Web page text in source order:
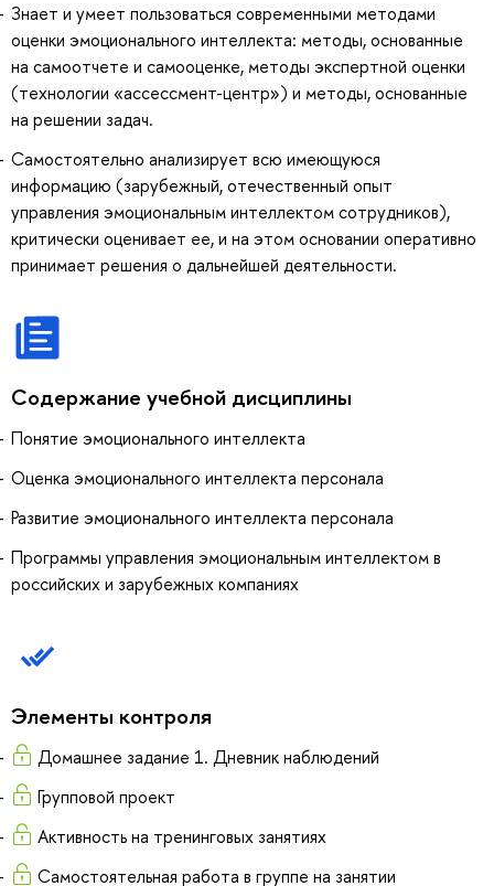
Знает и умеет пользоваться современными методами
оценки эмоционального интеллекта: методы, основанные
на самоотчете и самооценке, методы экспертной оценки
(технологии «ассессмент-центр») и методы, основанные
на решении задач.
Самостоятельно анализирует всю имеющуюся
информацию (зарубежный, отечественный опыт
управления эмоциональным интеллектом сотрудников),
критически оценивает ее, и на этом основании оперативно
принимает решения о дальнейшей деятельности.
Содержание учебной дисциплины
Понятие эмоционального интеллекта
Оценка эмоционального интеллекта персонала
Развитие эмоционального интеллекта персонала
Программы управления эмоциональным интеллектом в
российских и зарубежных компаниях
Элементы контроля
Домашнее задание 1. Дневник наблюдений
Групповой проект
Активность на тренинговых занятиях
Самостоятельная работа в группе на занятии